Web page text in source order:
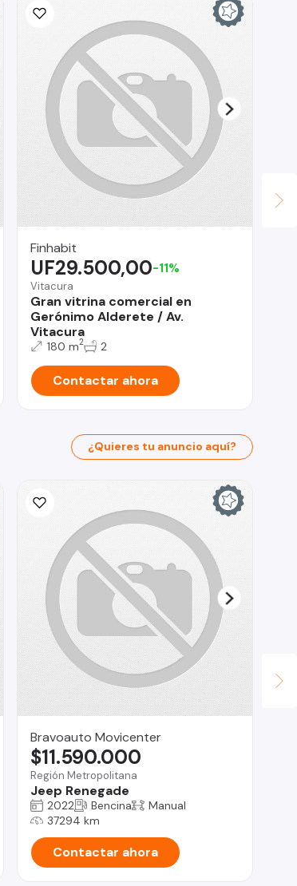
Finhabit
Vitacura
Gran vitrina comercial en
Gerónimo Alderete / Av.
Vitacura
UF29.500,00-11%
180 m2 2
Contactar ahora
¿Quieres tu anuncio aquí?
Bravoauto Movicenter
Región Metropolitana
Jeep Renegade
$11.590.000
2022 Bencina
Manual
37294 km
Contactar ahora